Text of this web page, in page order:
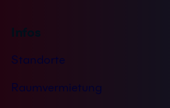
Infos
Standorte
Raumvermietung